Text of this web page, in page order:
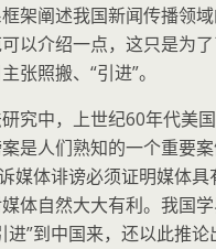
架阐述我国新闻传播领
以介绍一点，这只是为
张照搬、“引进”。
究中，上世纪60年代美
是人们熟知的一个重要
媒体诽谤必须证明媒体具
体自然大大有利。我国
进”到中国来，还以此推论